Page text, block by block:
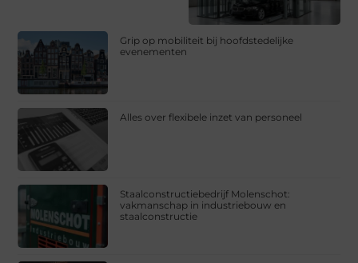
Grip op mobiliteit bij hoofdstedelijke
evenementen
Alles over flexibele inzet van personeel
Staalconstructiebedrijf Molenschot:
vakmanschap in industriebouw en
staalconstructie